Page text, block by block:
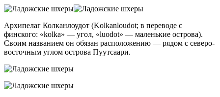
Архипелаг Колканлоудот (Kolkanloudot; в переводе с
финского: «kolka» — угол, «luodot» — маленькие острова).
Своим названием он обязан расположению — рядом с северо-
восточным углом острова Пуутсаари.